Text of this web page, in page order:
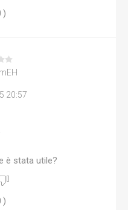
)
20:57
è stata utile?
)